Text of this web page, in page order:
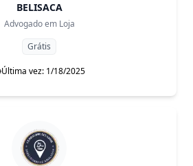
BELISACA
Advogado em Loja
Grátis
Última vez: 1/18/2025